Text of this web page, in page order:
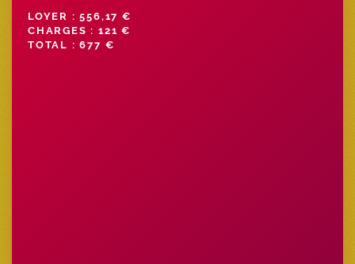
LOYER : 556,17 €
CHARGES : 121 €
TOTAL : 677 €